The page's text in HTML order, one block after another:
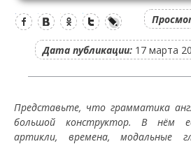
Дата публикации: 17 марта
Представьте, что грамматика
большой конструктор. В нём
артикли, времена, модальные